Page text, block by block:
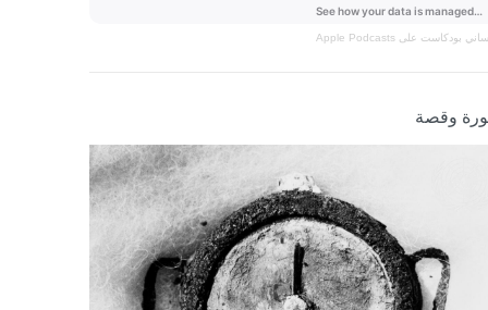
بودكاست على Apple Podcasts
وقصة